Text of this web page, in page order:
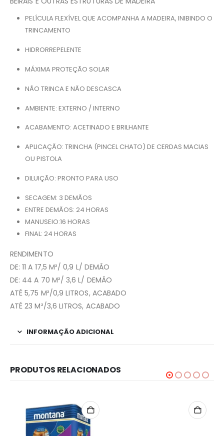
PELÍCULA FLEXÍVEL QUE ACOMPANHA A MADEIRA, INIBINDO O
TRINCAMENTO
HIDRORREPELENTE
MÁXIMA PROTEÇÃO SOLAR
NÃO TRINCA E NÃO DESCASCA
AMBIENTE: EXTERNO / INTERNO
ACABAMENTO: ACETINADO E BRILHANTE
APLICAÇÃO: TRINCHA (PINCEL CHATO) DE CERDAS MACIAS
OU PISTOLA
DILUIÇÃO: PRONTO PARA USO
SECAGEM: 3 DEMÃOS
ENTRE DEMÃOS: 24 HORAS
MANUSEIO:16 HORAS
FINAL: 24 HORAS
RENDIMENTO
DE: 11 A 17,5 M²/ 0,9 L/ DEMÃO
DE: 44 A 70 M²/ 3,6 L/ DEMÃO
ATÉ 5,75 M²/0,9 LITROS, ACABADO
ATÉ 23 M²/3,6 LITROS, ACABADO
INFORMAÇÃO ADICIONAL
PRODUTOS RELACIONADOS